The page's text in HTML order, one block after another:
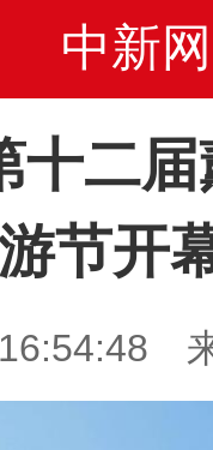
中新网
十二
节开